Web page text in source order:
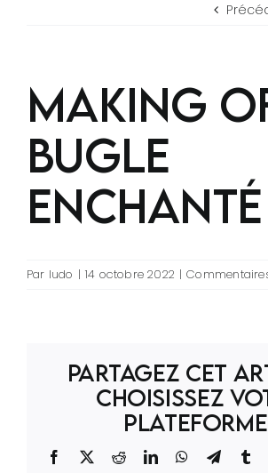
Making
bugle
enchanté
Par ludo | 14 octobre 2022 |
Partagez cet
Choisissez
Facebook
X RedditLinkedInWhatsApp